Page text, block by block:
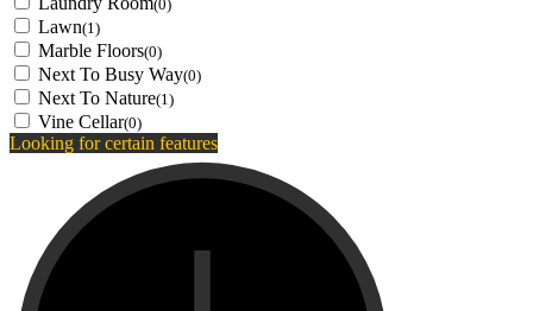
(0)
Lawn(1)
Marble Floors(0)
Next To Busy Way(0)
Next To Nature(1)
Vine Cellar(0)
Looking for certain features